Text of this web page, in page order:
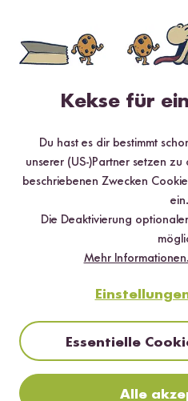
✔️ 25 leckere Rezepte aus
✔️ Von Sushi über Curry bis hin
✔️ Inklusive Tipps & Tricks für die
Jetzt
*Das Digitale Rezeptbuch wird dir nach
Mehr Rezepte mit
Kekse für
Du hast es dir bestimmt
unserer (US-)Partner setzen
beschriebenen Zwecken
ein.
Die Deaktivierung
Mehr Informationen.
Essentielle
Alle